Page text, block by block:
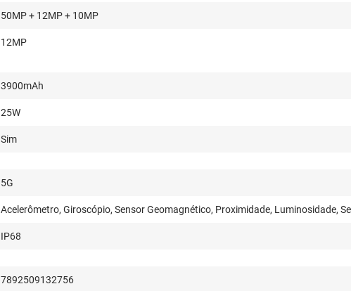
50MP + 12MP + 10MP
12MP
3900mAh
25W
Sim
5G
Acelerômetro, Giroscópio, Sensor Geomagnético, Proximidade, Luminosidade,
IP68
7892509132756